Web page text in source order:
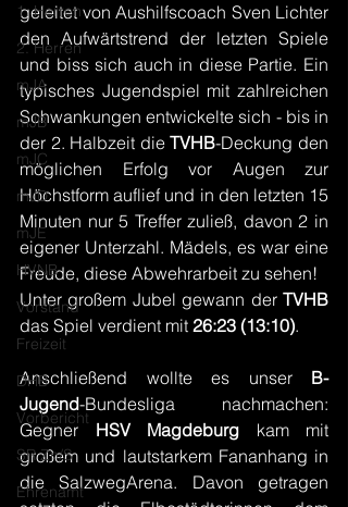
1. Herren
2. Herren
mJA
mJB
mJC
mJD
mJE
HVNB
Vorstand
Freizeit
DHB
Vorbericht
SR Zn/S
Ehrenamt
geleitet von Aushilfscoach Sven Lichter
den Aufwärtstrend der letzten Spiele
und biss sich auch in diese Partie. Ein
typisches Jugendspiel mit zahlreichen
Schwankungen entwickelte sich - bis in
der 2. Halbzeit die TVHB-Deckung den
möglichen Erfolg vor Augen zur
Höchstform auflief und in den letzten 15
Minuten nur 5 Treffer zuließ, davon 2 in
eigener Unterzahl. Mädels, es war eine
Freude, diese Abwehrarbeit zu sehen!
Unter großem Jubel gewann der
das Spiel verdient mit 26:23 (13:10).
Anschließend wollte es unser B-
Jugend-Bundesliga nachmachen:
Gegner HSV Magdeburg kam mit
großem und lautstarkem Fananhang in
die SalzwegArena. Davon getragen